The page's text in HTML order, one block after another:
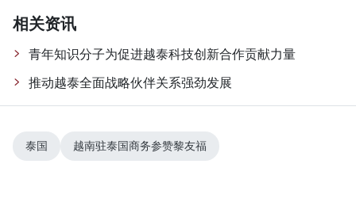
相关资讯
青年知识分子为促进越泰科技创新合作贡献力量
推动越泰全面战略伙伴关系强劲发展
泰国 越南驻泰国商务参赞黎友福